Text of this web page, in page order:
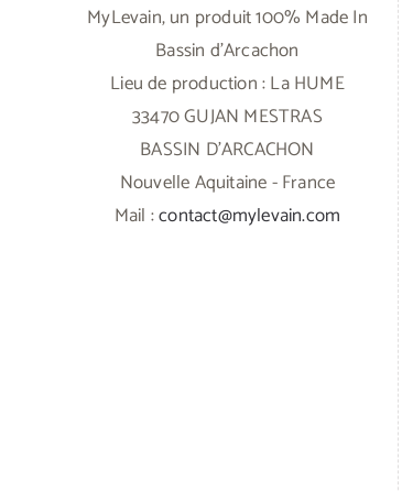
MyLevain, un produit 100% Made In
Bassin d'Arcachon
Lieu de production : La HUME
33470 GUJAN MESTRAS
BASSIN D'ARCACHON
Nouvelle Aquitaine - France
Mail :contact@mylevain.com